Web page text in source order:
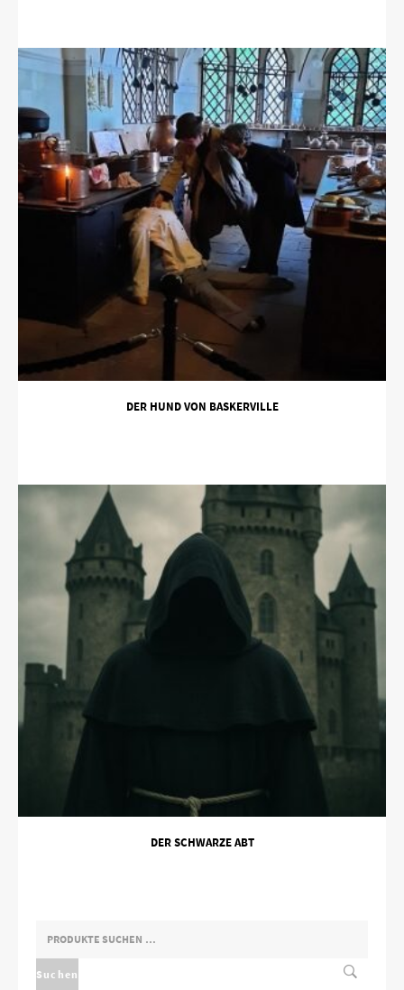
DER HUND VON BASKERVILLE
DER SCHWARZE ABT
SUCHEN
NACH:
Suchen